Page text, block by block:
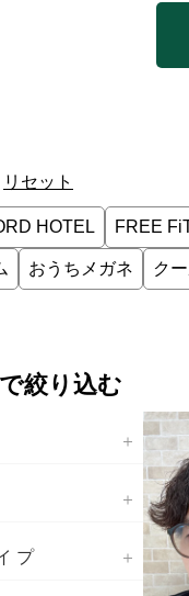
プ
HOTEL FREE
おうちメガネ ク